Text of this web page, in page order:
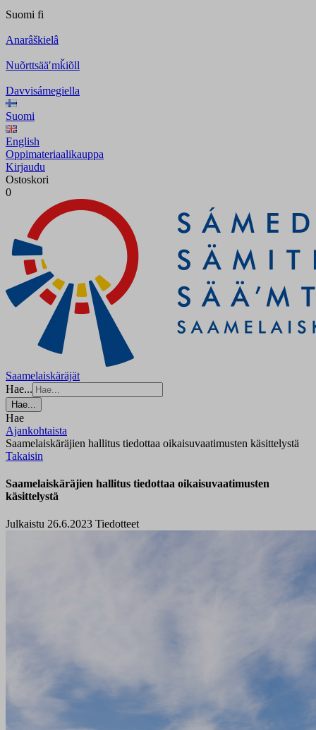
Suomi fi
Anarâškielâ
Nuõrttsääʹmǩiõll
Davvisámegiella
Suomi
English
Oppimateriaalikauppa
Kirjaudu
Ostoskori
0
Saamelaiskäräjät
Hae...
Hae...
Hae
Ajankohtaista
Saamelaiskäräjien hallitus tiedottaa oikaisuvaatimusten käsittelystä
Takaisin
Saamelaiskäräjien hallitus tiedottaa oikaisuvaatimusten
käsittelystä
Julkaistu 26.6.2023 Tiedotteet